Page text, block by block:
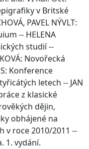
v Britské
PAVEL NÝVLT:
-- HELENA
studií --
Novořecká
Konference
letech -- JAN
z klasické
dějin,
obhájené na
v roce 2010/2011 --
1. vydání.